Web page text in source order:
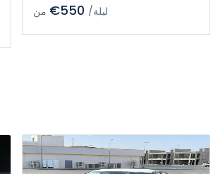
من €550 /ليلة